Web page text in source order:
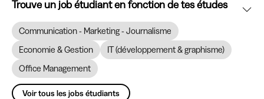
Trouve un job étudiant en fonction de tes études
Communication - Marketing - Journalisme
Economie & Gestion
IT (développement & graphisme)
Office Management
Voir tous les jobs étudiants